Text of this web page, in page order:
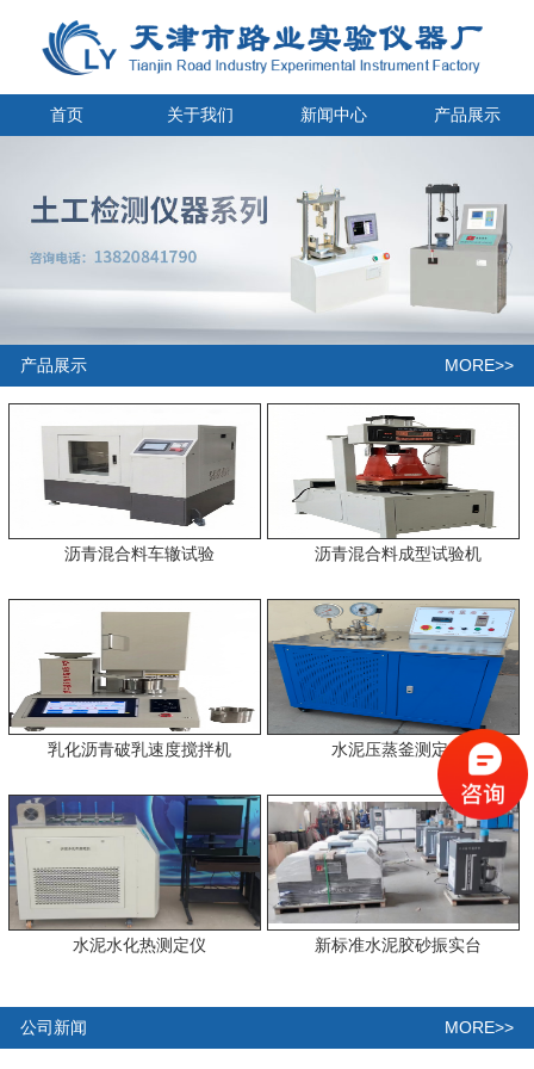
首页 关于我们 新闻中心 产品展示
产品展示 MORE>>
沥青混合料车辙试验 沥青混合料成型试验机
乳化沥青破乳速度搅拌机 水泥压蒸釜测定仪
水泥水化热测定仪 新标准水泥胶砂振实台
公司新闻 MORE>>